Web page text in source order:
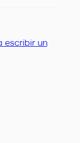
escribir un